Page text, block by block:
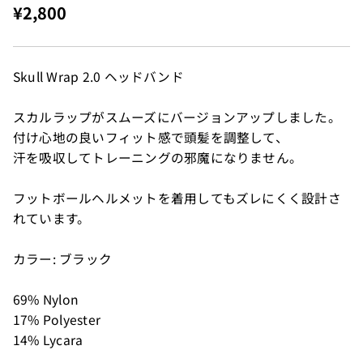
¥2,800
Skull Wrap 2.0 ヘッドバンド
スカルラップがスムーズにバージョンアップしました。
付け心地の良いフィット感で頭髪を調整して、
汗を吸収してトレーニングの邪魔になりません。
フットボールヘルメットを着用してもズレにくく設計さ
れています。
カラー: ブラック
69% Nylon
17% Polyester
14% Lycara